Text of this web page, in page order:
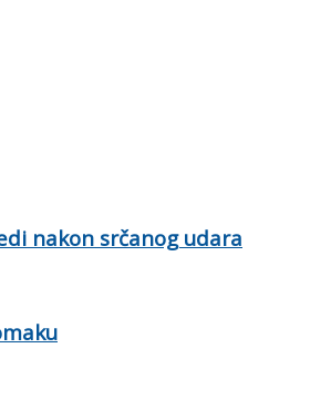
nakon srčanog udara